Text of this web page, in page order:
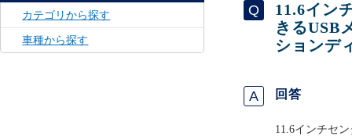
カテゴリから探す
車種から探す
11.6イン
きるUSB
ションデ
回答
11.6インチセ